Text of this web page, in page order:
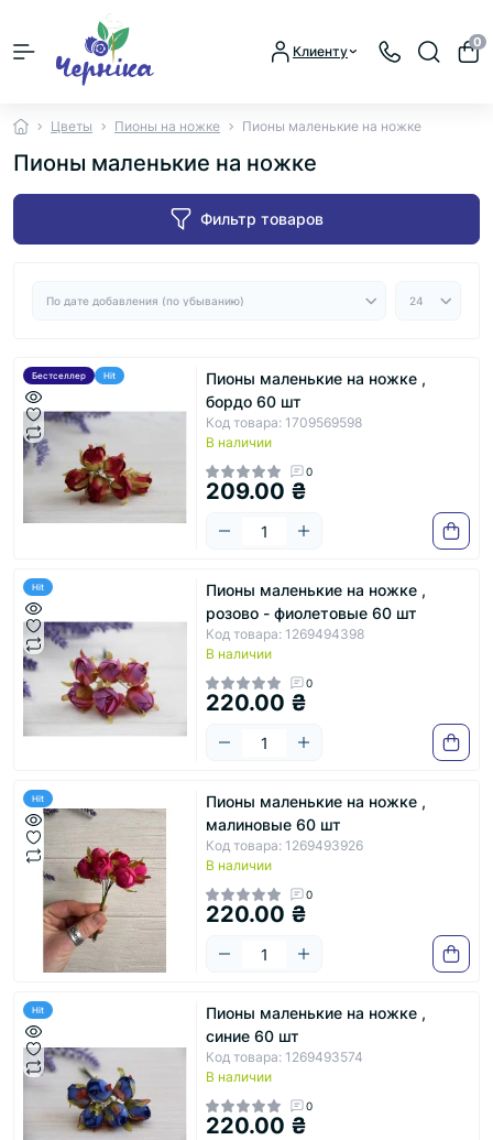
Клиенту
0
Цветы Пионы на ножке Пионы маленькие на ножке
Пионы маленькие на ножке
Фильтр товаров
Бестселлер Hit
Пионы маленькие на ножке ,
бордо 60 шт
Код товара: 1709569598
В наличии
0
209.00 ₴
Hit
Пионы маленькие на ножке ,
розово - фиолетовые 60 шт
Код товара: 1269494398
В наличии
0
220.00 ₴
Hit
Пионы маленькие на ножке ,
малиновые 60 шт
Код товара: 1269493926
В наличии
0
220.00 ₴
Hit
Пионы маленькие на ножке ,
синие 60 шт
Код товара: 1269493574
В наличии
0
220.00 ₴